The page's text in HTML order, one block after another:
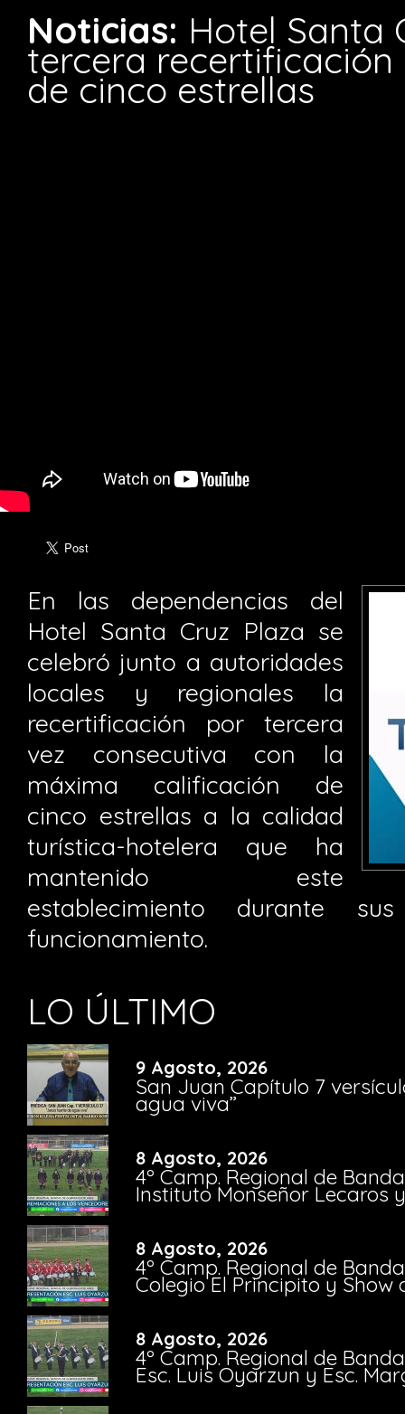
Noticias: Hotel Santa
tercera recertificación
de cinco estrellas
En las dependencias del
Hotel Santa Cruz Plaza se
celebró junto a autoridades
locales y regionales la
recertificación por tercera
vez consecutiva con la
máxima calificación de
cinco estrellas a la calidad
turística-hotelera que ha
mantenido este
establecimiento durante
funcionamiento.
LO ÚLTIMO
9 Agosto, 2026
San Juan Capítulo 7
agua viva”
8 Agosto, 2026
4º Camp. Regional de
Instituto Monseñor Lecaros
8 Agosto, 2026
4º Camp. Regional de
Colegio El Principito y Show
8 Agosto, 2026
4º Camp. Regional de
Esc. Luis Oyarzun y Esc.